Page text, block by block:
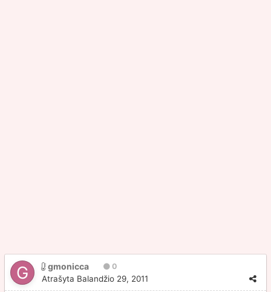
gmonicca 0
Atrašyta Balandžio 29, 2011